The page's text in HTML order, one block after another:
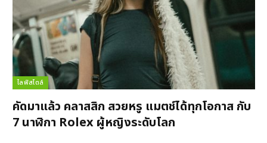
ไลฟ์สไตล์
คัดมาแล้ว คลาสสิก สวยหรู แมตช์ได้ทุกโอกาส กับ
7 นาฬิกา Rolex ผู้หญิงระดับโลก